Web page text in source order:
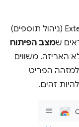
פותחים את הדף Extensions Management (ניהול תוספים)
שמצב הפיתוח
האריזה. משווים
הפריט
זהים.